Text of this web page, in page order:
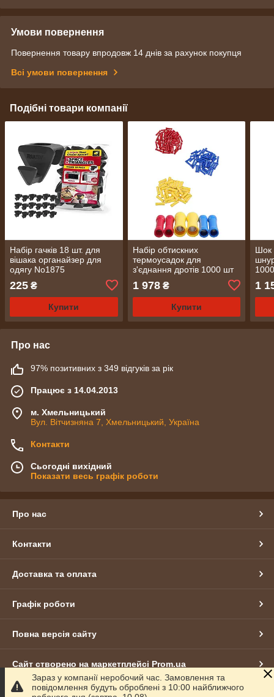
Умови повернення
Повернення товару впродовж 14 днів за рахунок покупця
Всі умови повернення
Подібні товари компанії
Набір гачків 18 шт. для
вішака органайзер для
одягу No1875
225 ₴
Купити
Набір обтискних
термоусадок для
з'єднання дротів 1000 шт
1 978₴
Купити
Шок
1
Про нас
97% позитивних з 349 відгуків за рік
Працює з 14.04.2013
м. Хмельницький
Вул. Вітчизняна 7, Хмельницький, Україна
Контакти
Сьогодні вихідний
Показати весь графік роботи
Про нас
Контакти
Доставка та оплата
Графік роботи
Повна версія сайту
Сайт створено на маркетплейсі Prom.ua
Політика конфіденційності
Зараз у компанії неробочий час. Замовлення та
повідомлення будуть оброблені з 10:00 найближчого